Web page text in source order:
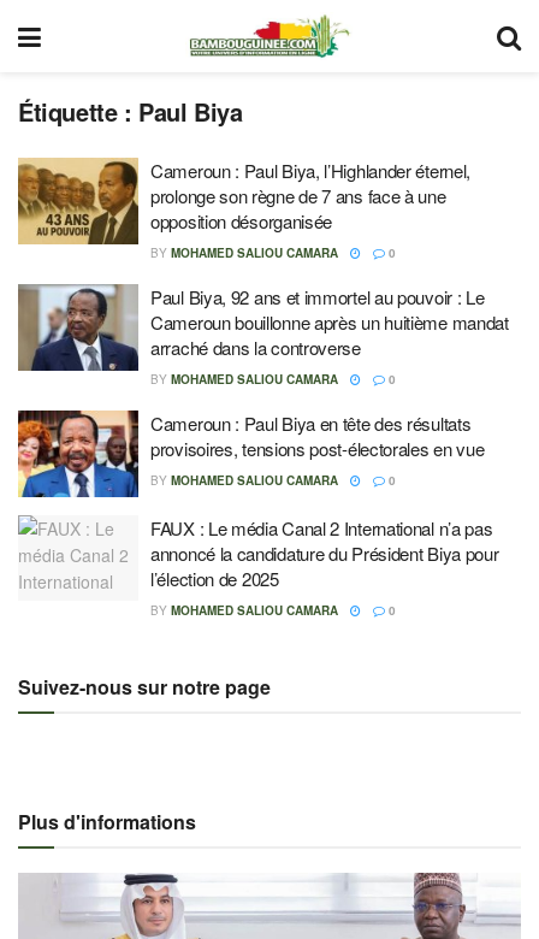
Étiquette : Paul Biya
Cameroun : Paul Biya, l’Highlander éternel,
prolonge son règne de 7 ans face à une
opposition désorganisée
BY MOHAMED SALIOU CAMARA 0
Paul Biya, 92 ans et immortel au pouvoir : Le
Cameroun bouillonne après un huitième mandat
arraché dans la controverse
BY MOHAMED SALIOU CAMARA 0
Cameroun : Paul Biya en tête des résultats
provisoires, tensions post-électorales en vue
BY MOHAMED SALIOU CAMARA 0
FAUX : Le média Canal 2 International n’a pas
annoncé la candidature du Président Biya pour
l’élection de 2025
BY MOHAMED SALIOU CAMARA 0
Suivez-nous sur notre page
Plus d'informations